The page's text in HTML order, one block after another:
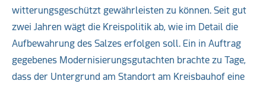
witterungsgeschützt gewährleisten zu können. Seit gut
zwei Jahren wägt die Kreispolitik ab, wie im Detail die
Aufbewahrung des Salzes erfolgen soll. Ein in Auftrag
gegebenes Modernisierungsgutachten brachte zu Tage,
dass der Untergrund am Standort am Kreisbauhof eine